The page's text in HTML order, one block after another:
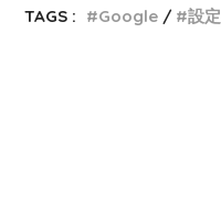
TAGS :
Google 設定